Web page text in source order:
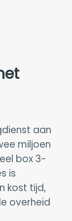
aan
miljoen
box 3-
is
kost tijd,
overheid